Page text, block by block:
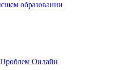
образовании
Онлайн